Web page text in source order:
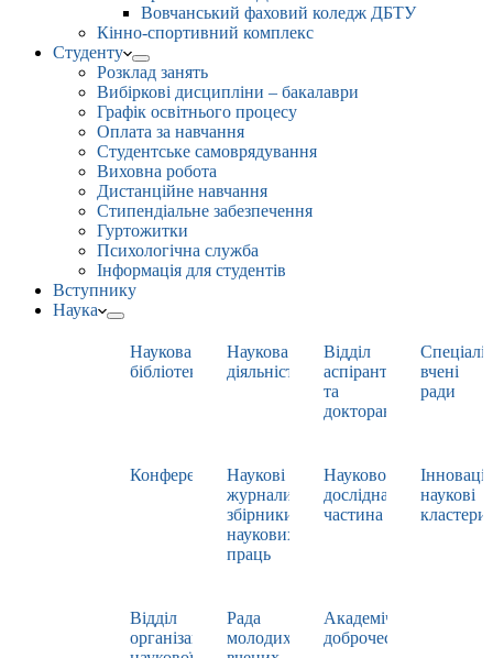
Вовчанський фаховий коледж ДБТУ
Кінно-спортивний комплекс
Студенту
Розклад занять
Вибіркові дисципліни – бакалаври
Графік освітнього процесу
Оплата за навчання
Студентське самоврядування
Виховна робота
Дистанційне навчання
Стипендіальне забезпечення
Гуртожитки
Психологічна служба
Інформація для студентів
Вступнику
Наука
Наукова
бібліотека
Наукова
діяльність
Відділ
аспірантури
та
докторантури
вчені
ради
Конференції
Наукові
журнали,
збірники
наукових
праць
Науково-
дослідна
частина
наукові
кластери
Відділ
організації
Рада
молодих
Академічна
доброчесність